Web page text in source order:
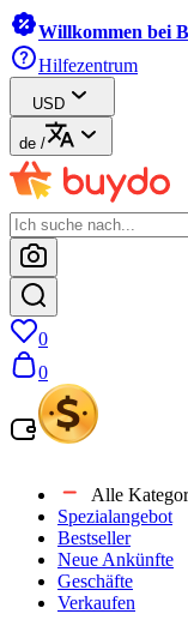
Willkommen bei
Hilfezentrum
USD
de /
0
0
Alle
Spezialangebot
Bestseller
Neue Ankünfte
Geschäfte
Verkaufen